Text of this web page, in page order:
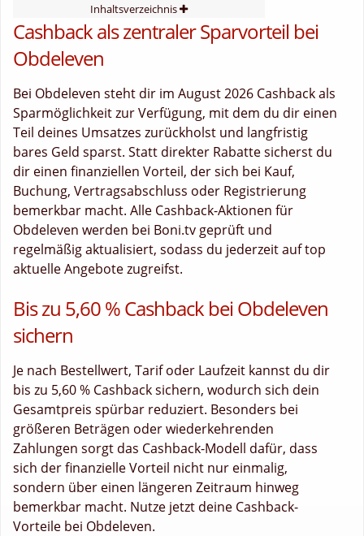
Inhaltsverzeichnis
Cashback als zentraler Sparvorteil bei
Obdeleven
Bei Obdeleven steht dir im August 2026 Cashback als
Sparmöglichkeit zur Verfügung, mit dem du dir einen
Teil deines Umsatzes zurückholst und langfristig
bares Geld sparst. Statt direkter Rabatte sicherst du
dir einen finanziellen Vorteil, der sich bei Kauf,
Buchung, Vertragsabschluss oder Registrierung
bemerkbar macht. Alle Cashback-Aktionen für
Obdeleven werden bei Boni.tv geprüft und
regelmäßig aktualisiert, sodass du jederzeit auf top
aktuelle Angebote zugreifst.
Bis zu 5,60 % Cashback bei Obdeleven
sichern
Je nach Bestellwert, Tarif oder Laufzeit kannst du dir
bis zu 5,60 % Cashback sichern, wodurch sich dein
Gesamtpreis spürbar reduziert. Besonders bei
größeren Beträgen oder wiederkehrenden
Zahlungen sorgt das Cashback-Modell dafür, dass
sich der finanzielle Vorteil nicht nur einmalig,
sondern über einen längeren Zeitraum hinweg
bemerkbar macht. Nutze jetzt deine Cashback-
Vorteile bei Obdeleven.